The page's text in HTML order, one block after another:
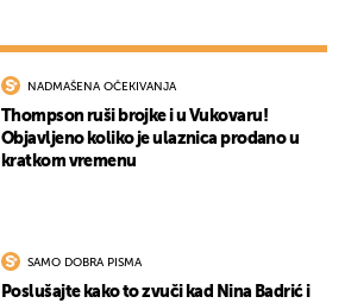
NADMAŠENA OČEKIVANJA
Thompson ruši brojke i u Vukovaru!
Objavljeno koliko je ulaznica prodano u
kratkom vremenu
SAMO DOBRA PISMA
Poslušajte kako to zvuči kad Nina Badrić i